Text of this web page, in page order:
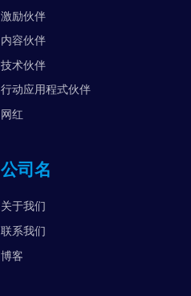
激励伙伴
内容伙伴
技术伙伴
行动应用程式伙伴
网红
公司名
关于我们
联系我们
博客